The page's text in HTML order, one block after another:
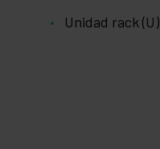
Unidad rack (U)